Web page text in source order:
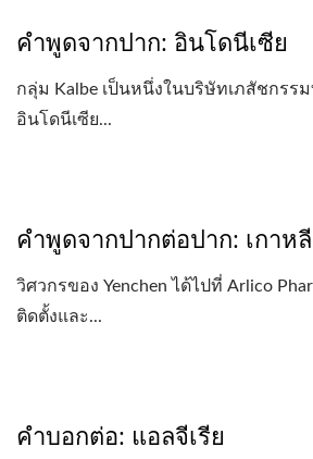
คำพูดจากปาก: อินโดนีเซีย
กลุ่ม Kalbe เป็นหนึ่งในบริษัทเภสัชกรร
อินโดนีเซีย...
คำพูดจากปากต่อปาก: เกาหลี
วิศวกรของ Yenchen ได้ไปที่ Arlico
ติดตั้งและ...
คำบอกต่อ: แอลจีเรีย